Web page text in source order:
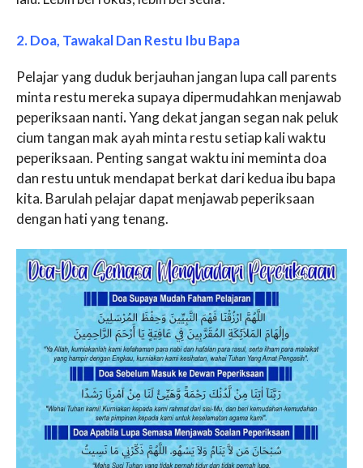
2. Doa, Tawakal Dan Restu Ibu Bapa
Pelajar yang duduk berjauhan jangan lupa call parents
minta restu mereka supaya dipermudahkan menjawab
peperiksaan nanti.Yang dekat jangan segan nak peluk
cium tangan mak ayah minta restu setiap kali waktu
peperiksaan. Penting sangat waktu ini meminta doa
dan restu untuk mendapat berkat dari kedua ibu bapa
kita. Barulah pelajar dapat menjawab peperiksaan
dengan hati yang tenang.